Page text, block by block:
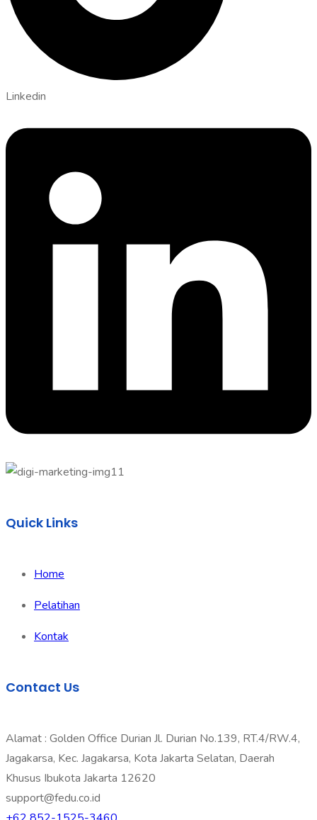
Linkedin
Quick Links
Home
Pelatihan
Kontak
Contact Us
Alamat : Golden Office Durian Jl. Durian No.139, RT.4/RW.4,
Jagakarsa, Kec. Jagakarsa, Kota Jakarta Selatan, Daerah
Khusus Ibukota Jakarta 12620
support@fedu.co.id